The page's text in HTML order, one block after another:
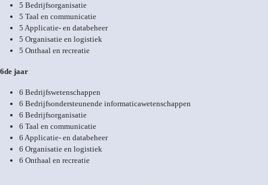
5 Bedrijfsorganisatie
5 Taal en communicatie
5 Applicatie- en databeheer
5 Organisatie en logistiek
5 Onthaal en recreatie
6de jaar
6 Bedrijfswetenschappen
6 Bedrijfsondersteunende informaticawetenschappen
6 Bedrijfsorganisatie
6 Taal en communicatie
6 Applicatie- en databeheer
6 Organisatie en logistiek
6 Onthaal en recreatie